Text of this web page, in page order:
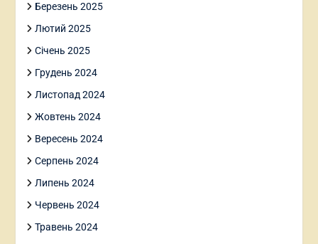
Березень 2025
Лютий 2025
Січень 2025
Грудень 2024
Листопад 2024
Жовтень 2024
Вересень 2024
Серпень 2024
Липень 2024
Червень 2024
Травень 2024